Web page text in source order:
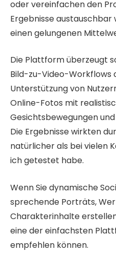
oder vereinfachen den
Ergebnisse
einen gelungenen
Die Plattform überzeugt
Bild-zu-Video-Workflows
Unterstützung von
Online-Fotos mit
Gesichtsbewegungen
Die Ergebnisse wirkten
natürlicher als bei vielen
ich getestet habe.
Wenn Sie dynamische
sprechende Porträts,
Charakterinhalte
eine der einfachsten
empfehlen können.